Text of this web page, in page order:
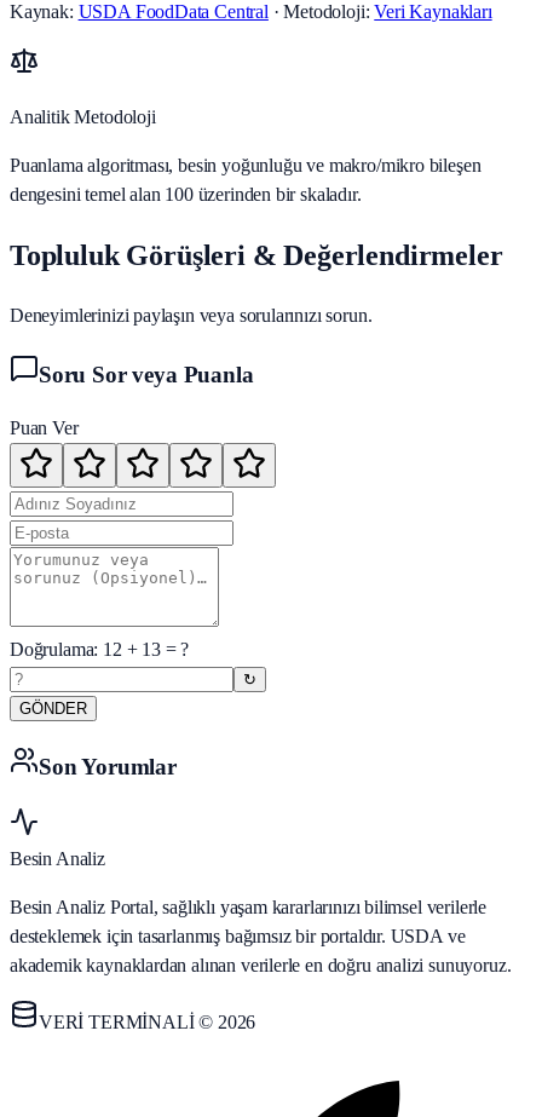
Kaynak: USDA FoodData Central · Metodoloji:Veri Kaynakları
Analitik Metodoloji
Puanlama algoritması, besin yoğunluğu ve makro/mikro bileşen
dengesini temel alan 100 üzerinden bir skaladır.
Topluluk Görüşleri & Değerlendirmeler
Deneyimlerinizi paylaşın veya sorularınızı sorun.
Soru Sor veya Puanla
Puan Ver
Doğrulama: 12+ 13= ?
↻
GÖNDER
Son Yorumlar
Besin Analiz
Besin Analiz Portal, sağlıklı yaşam kararlarınızı bilimsel verilerle
desteklemek için tasarlanmış bağımsız bir portaldır. USDA ve
akademik kaynaklardan alınan verilerle en doğru analizi sunuyoruz.
VERİ TERMİNALİ © 2026